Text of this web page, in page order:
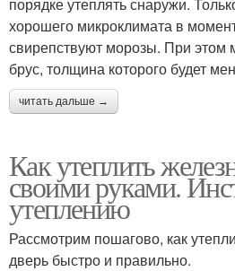
хорошего микроклимата в
свирепствуют морозы. При этом
брус, толщина которого будет
читать дальше →
Как утеплить
своими руками.
утеплению
Рассмотрим пошагово, как
дверь быстро и правильно.